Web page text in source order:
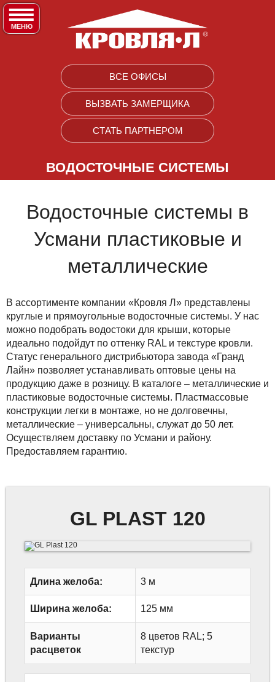
МЕНЮ
ПРОДУКЦИЯ
ПРОФЛИСТ
ПРОФЛИСТ ФИГУРНЫЙ
САЙДИНГ ВИНИЛОВЫЙ
ФИБРОЦЕМЕНТНЫЙ САЙДИНГ
ДОБОРНЫЕ ЭЛЕМЕНТЫ
ЕВРОШТАКЕТНИК
ПАНЕЛЬНЫЕ ОГРАЖДЕНИЯ
ФАЛЬЦЕВАЯ КРОВЛЯ
ВОДОСТОЧНЫЕ СИСТЕМЫ
МЯГКАЯ КРОВЛЯ
КОМПЛЕКТУЮЩИЕ ДЛЯ КРОВЛИ
ФАСАДНЫЕ ПАНЕЛИ
ФАСАДНЫЕ КАССЕТЫ
ПОСТАВКИ В ГОРОДА РФ
МОНТАЖ ЗАБОРОВ
ПРАЙС-ЛИСТЫ
ПРОФЛИСТ
СЭНДВИЧ ПАНЕЛИ
ДОБОРНЫЕ ЭЛЕМЕНТЫ
ЕВРОШТАКЕТНИК
ПАНЕЛЬНЫЕ ОГРАЖДЕНИЯ
ФАЛЬЦЕВАЯ КРОВЛЯ
КАССЕТЫ
ВСЕ ОФИСЫ
ВЫЗВАТЬ ЗАМЕРЩИКА
СТАТЬ ПАРТНЕРОМ
ВОДОСТОЧНЫЕ СИСТЕМЫ
Водосточные системы в
Усмани пластиковые и
металлические
В ассортименте компании «Кровля Л» представлены
круглые и прямоугольные водосточные системы. У нас
можно подобрать водостоки для крыши, которые
идеально подойдут по оттенку RAL и текстуре кровли.
Статус генерального дистрибьютора завода «Гранд
Лайн» позволяет устанавливать оптовые цены на
продукцию даже в розницу. В каталоге – металлические и
пластиковые водосточные системы. Пластмассовые
конструкции легки в монтаже, но не долговечны,
металлические – универсальны, служат до 50 лет.
Осуществляем доставку по Усмани и району.
Предоставляем гарантию.
GL PLAST 120
Длина желоба: 3 м
Ширина желоба: 125 мм
Варианты
расцветок
8 цветов RAL; 5
текстур